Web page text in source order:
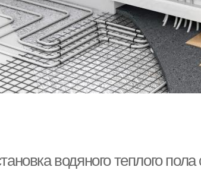
водяного теплого